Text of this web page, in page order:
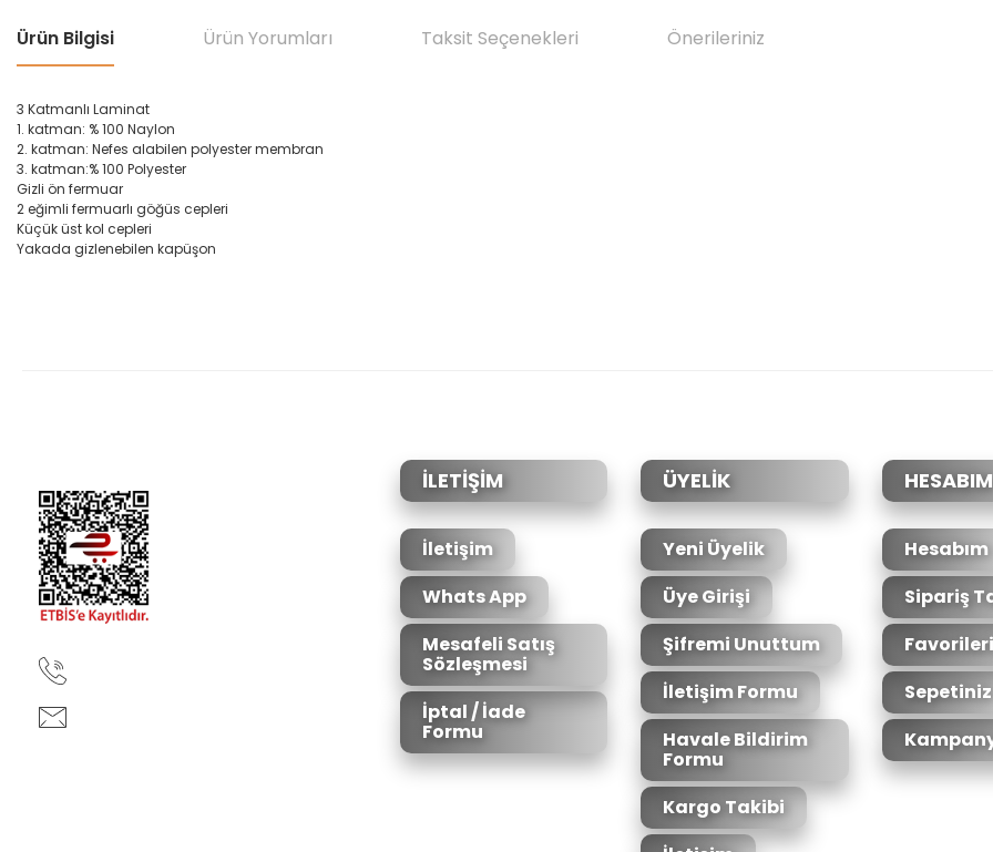
Ürün Bilgisi Ürün Yorumları Taksit Seçenekleri Önerileriniz
3 Katmanlı Laminat
1. katman: % 100 Naylon
2. katman: Nefes alabilen polyestermembran
3. katman:% 100 Polyester
Gizli ön fermuar
2eğimli fermuarlı göğüs cepleri
Küçüküst kol cepleri
Yakada gizlenebilen kapüşon
Ürün fiyatı diğer sitelerden daha pahalı.
Bu ürüne benzer farklı alternatifler olmalı.
İLETİŞİM
İletişim
Whats App
Mesafeli Satış
Sözleşmesi
İptal / İade
Formu
ÜYELİK
Yeni Üyelik
Üye Girişi
Şifremi Unuttum
İletişim Formu
Havale Bildirim
Formu
Kargo Takibi
HESABIM
Hesabım
Sipariş
Sepetiniz